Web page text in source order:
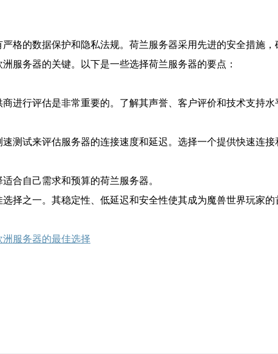
格的数据保护和隐私法规。荷兰服务器采用先进的安全措施，
服务器的关键。以下是一些选择荷兰服务器的要点：
进行评估是非常重要的。了解其声誉、客户评价和技术支持水
测试来评估服务器的连接速度和延迟。选择一个提供快速连
合自己需求和预算的荷兰服务器。
择之一。其稳定性、低延迟和安全性使其成为魔兽世界玩家
服务器的最佳选择